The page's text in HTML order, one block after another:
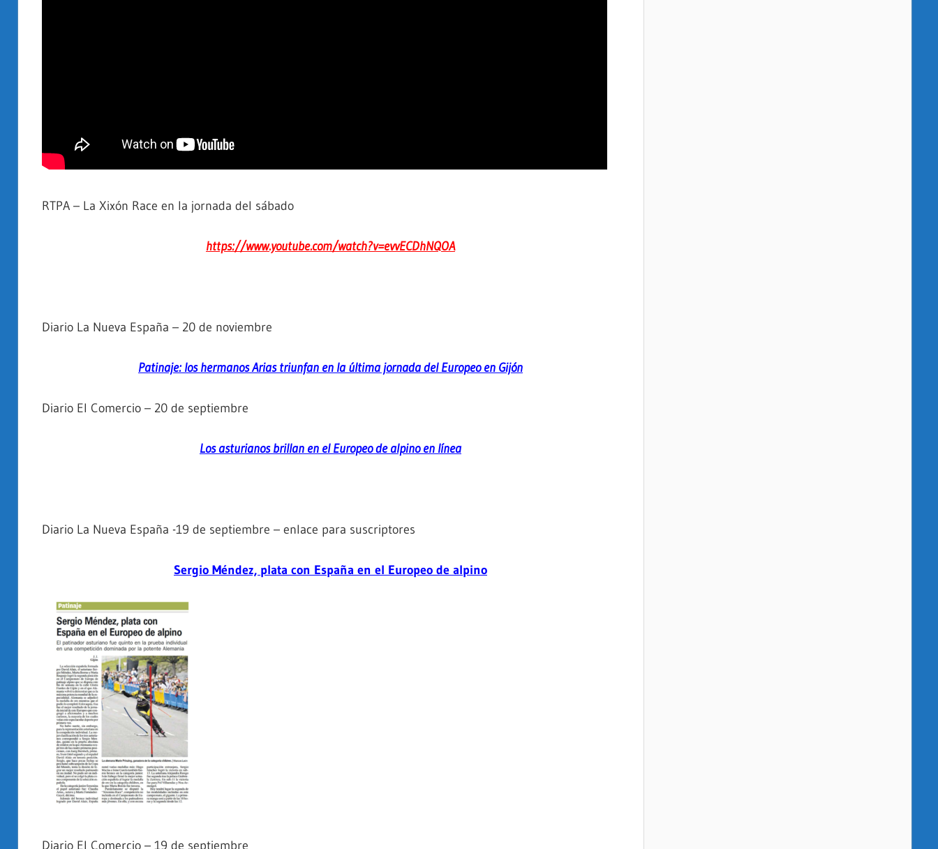
RTPA – La Xixón Race en la jornada del sábado
https://www.youtube.com/watch?v=evvECDhNQOA
Diario La Nueva España – 20 de noviembre
Patinaje: los hermanos Arias triunfan en la última jornada del Europeo en Gijón
Diario El Comercio – 20 de septiembre
Los asturianos brillan en el Europeo de alpino en línea
Diario La Nueva España -19 de septiembre – enlace para suscriptores
Sergio Méndez, plata con España en el Europeo de alpino
Diario El Comercio – 19 de septiembre